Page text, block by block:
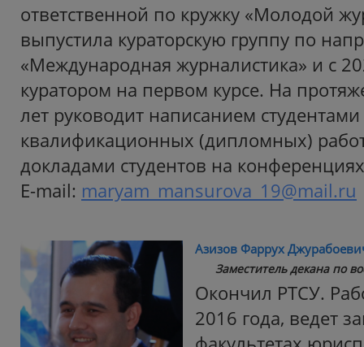
ответственной по кружку «Молодой
выпустила кураторскую группу по
«Международная журналистика» и с
куратором на первом курсе. На
лет руководит написанием
квалификационных (дипломных)
докладами студентов на
E-mail: maryam_mansurova_19@mail.ru
Азизов Фаррух
Заместитель декана по
Окончил РТСУ.
2016 года, ведет